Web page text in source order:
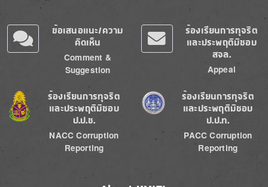
ข้อเสนอแนะ/ความ
คิดเห็น
Comment &
Suggestion
ร้องเรียนการทุจริต
และประพฤติมิชอบ
สจล.
Appeal
Image
ร้องเรียนการทุจริต
และประพฤติมิชอบ
ป.ป.ช.
NACC Corruption
Reporting
Image
ร้องเรียนการทุจริต
และประพฤติมิชอบ
ป.ป.ท.
PACC Corruption
Reporting